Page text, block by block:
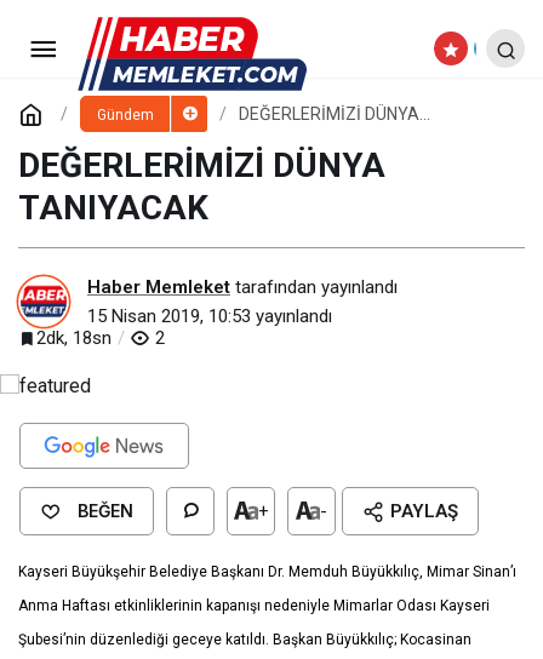
Gündem
DEĞERLERİMİZİ DÜNYA
DEĞERLERİMİZİ DÜNYA
TANIYACAK
Haber Memleket tarafından yayınlandı
15 Nisan 2019, 10:53 yayınlandı
2dk, 18sn
2
BEĞEN + - PAYLAŞ
Kayseri Büyükşehir Belediye Başkanı Dr. Memduh Büyükkılıç, Mimar Sinan’ı
Anma Haftası etkinliklerinin kapanışı nedeniyle Mimarlar Odası Kayseri
Şubesi’nin düzenlediği geceye katıldı. Başkan Büyükkılıç; Kocasinan
DEĞERLERİMİZİ DÜNYA
TANIYACAK
Yorum Yap